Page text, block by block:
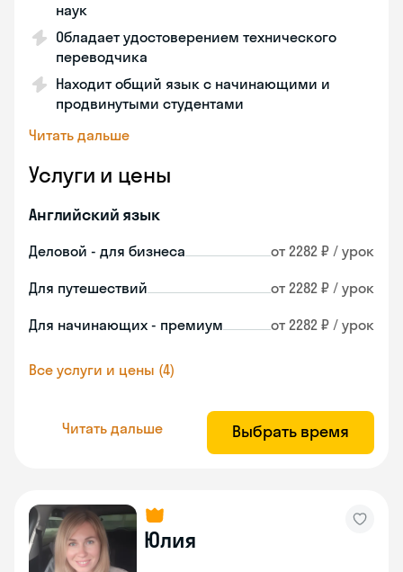
наук
Обладает удостоверением технического
переводчика
Находит общий язык с начинающими и
продвинутыми студентами
Читать дальше
Услуги и цены
Английский язык
Деловой - для бизнеса от 2282 ₽ / урок
Для путешествий от 2282 ₽ / урок
Для начинающих - премиум от 2282 ₽ / урок
Все услуги и цены (4)
Читать дальше Выбрать время
Юлия